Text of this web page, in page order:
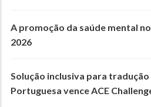
A promoção da saúde mental
2026
Solução inclusiva para tradução
Portuguesa vence ACE